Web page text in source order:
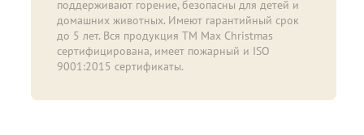
поддерживают горение, безопасны для детей и
домашних животных. Имеют гарантийный срок
до 5 лет. Вся продукция ТМ Max Christmas
сертифицирована, имеет пожарный и ISO
9001:2015 сертификаты.